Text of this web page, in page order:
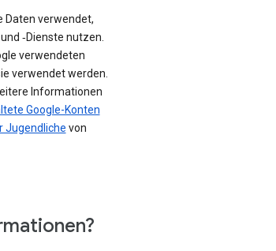
Daten verwendet,
‑Dienste nutzen.
verwendeten
verwendet werden.
Informationen
Google-Konten
Jugendliche von